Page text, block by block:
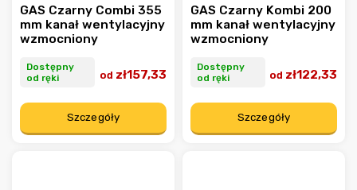
GAS Czarny Combi 355
mm kanał wentylacyjny
wzmocniony
Dostępny
od ręki
od zł157,33
Szczegóły
GAS Czarny Kombi 200
mm kanał wentylacyjny
wzmocniony
Dostępny
od ręki
od zł122,33
Szczegóły